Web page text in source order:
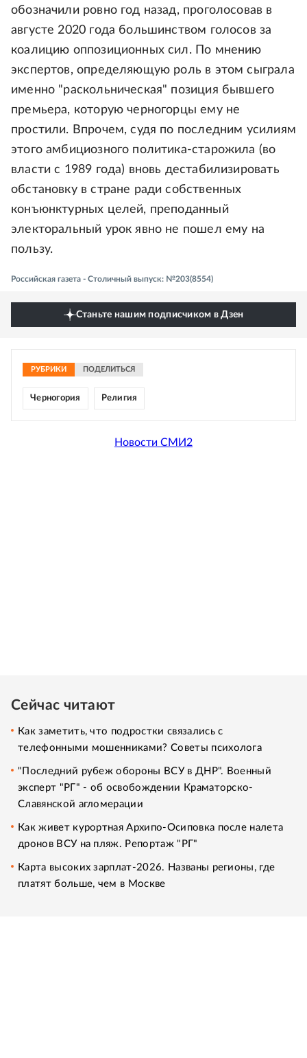
обозначили ровно год назад, проголосовав в
августе 2020 года большинством голосов за
коалицию оппозиционных сил. По мнению
экспертов, определяющую роль в этом сыграла
именно "раскольническая" позиция бывшего
премьера, которую черногорцы ему не
простили. Впрочем, судя по последним усилиям
этого амбициозного политика-старожила (во
власти с 1989 года) вновь дестабилизировать
обстановку в стране ради собственных
конъюнктурных целей, преподанный
электоральный урок явно не пошел ему на
пользу.
Российская газета - Столичный выпуск: №203(8554)
Станьте нашим подписчиком в Дзен
РУБРИКИ ПОДЕЛИТЬСЯ
Черногория Религия
Новости СМИ2
Сейчас читают
Как заметить, что подростки связались с
телефонными мошенниками? Советы психолога
"Последний рубеж обороны ВСУ в ДНР". Военный
эксперт "РГ" - об освобождении Краматорско-
Славянской агломерации
Как живет курортная Архипо-Осиповка после налета
дронов ВСУ на пляж. Репортаж "РГ"
Карта высоких зарплат-2026. Названы регионы, где
платят больше, чем в Москве